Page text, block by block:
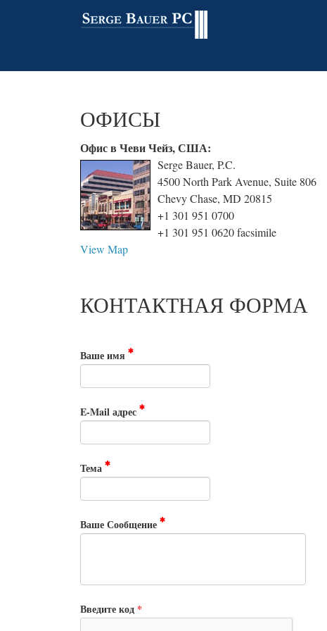
ОФИСЫ
Офис в Чеви Чейз, США:
Serge Bauer, P.C.
4500 North Park Avenue, Suite 806
Chevy Chase, MD 20815
+1 301 951 0700
+1 301 951 0620 facsimile
View Map
КОНТАКТНАЯ ФОРМА
Ваше имя
E-Mail адрес
Тема
Ваше Сообщение
Введите код